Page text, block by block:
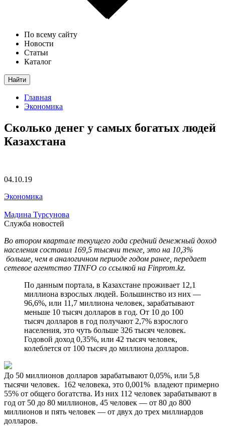
По всему сайту
Новости
Статьи
Каталог
Найти
Главная
Экономика
Сколько денег у самых богатых людей
Казахстана
04.10.19
Экономика
Мадина Турсунова
Служба новостей
Во втором квартале текущего года средний денежный доход
населения составил 169,5 тысячи тенге, это на 10,3%
больше, чем в аналогичном периоде годом ранее, передает
сетевое агентство TINFО со ссылкой на Finprom.kz.
По данным портала, в Казахстане проживает 12,1
миллиона взрослых людей. Большинство из них —
96,6%, или 11,7 миллиона человек, зарабатывают
меньше 10 тысяч долларов в год. От 10 до 100
тысяч долларов в год получают 2,7% взрослого
населения, это чуть больше 326 тысяч человек.
Годовой доход 0,35%, или 42 тысяч человек,
колеблется от 100 тысяч до миллиона долларов.
До 50 миллионов долларов зарабатывают 0,05%, или 5,8
тысячи человек. 162 человека, это 0,001% владеют примерно
55% от общего богатства. Из них 112 человек зарабатывают в
год от 50 до 80 миллионов, 45 человек — от 80 до 800
миллионов и пять человек — от двух до трех миллиардов
долларов.